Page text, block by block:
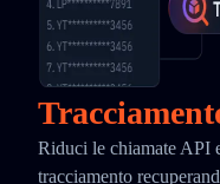
Riduci le chiamate API
tracciamento